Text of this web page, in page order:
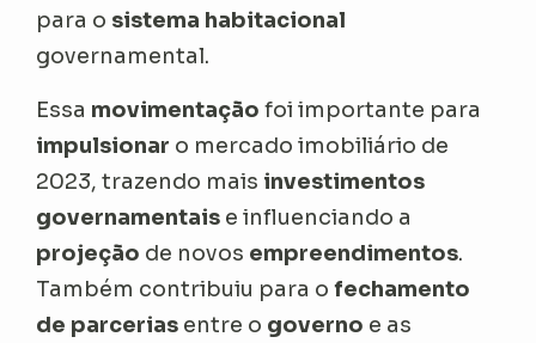
para o sistema habitacional
governamental.
Essa movimentação foi importante para
impulsionar o mercado imobiliário de
2023, trazendo mais investimentos
governamentais e influenciando a
projeção de novos empreendimentos.
Também contribuiu para o fechamento
de parcerias entre o governo e as